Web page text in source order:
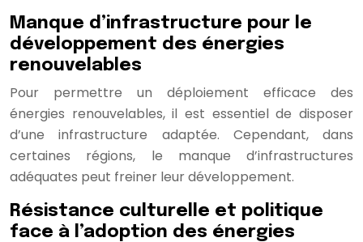
Manque d’infrastructure pour le
développement des énergies
renouvelables
Pour permettre un déploiement efficace des
énergies renouvelables, il est essentiel de disposer
d’une infrastructure adaptée. Cependant, dans
certaines régions, le manque d’infrastructures
adéquates peut freiner leur développement.
Résistance culturelle et politique
face à l’adoption des énergies